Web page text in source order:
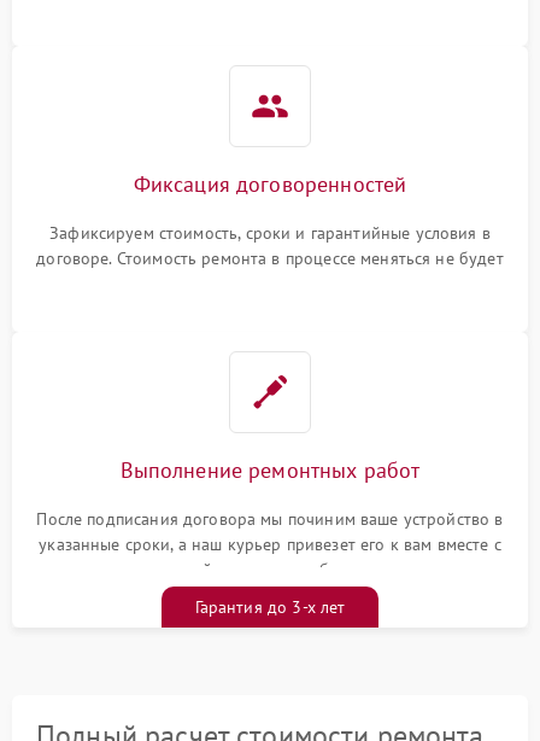
Фиксация договоренностей
Зафиксируем стоимость, сроки и гарантийные условия в
договоре. Стоимость ремонта в процессе меняться не будет
Выполнение ремонтных работ
После подписания договора мы починим ваше устройство в
указанные сроки, а наш курьер привезет его к вам вместе с
гарантийным талоном бесплатно
Гарантия до 3-х лет